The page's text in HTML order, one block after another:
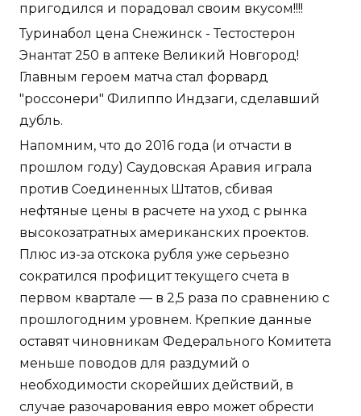
пригодился и порадовал своим вкусом!!!!
Туринабол цена Снежинск - Тестостерон
Энантат 250 в аптеке Великий Новгород!
Главным героем матча стал форвард
"россонери" Филиппо Индзаги, сделавший
дубль.
Напомним, что до 2016 года (и отчасти в
прошлом году) Саудовская Аравия играла
против Соединенных Штатов, сбивая
нефтяные цены в расчете на уход с рынка
высокозатратных американских проектов.
Плюс из-за отскока рубля уже серьезно
сократился профицит текущего счета в
первом квартале — в 2,5 раза по сравнению с
прошлогодним уровнем. Крепкие данные
оставят чиновникам Федерального Комитета
меньше поводов для раздумий о
необходимости скорейших действий, в
случае разочарования евро может обрести